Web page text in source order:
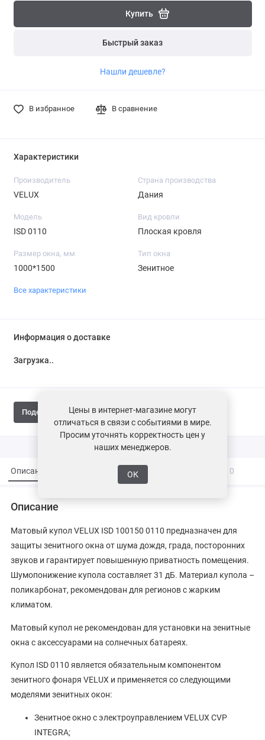
Купить
Быстрый заказ
Нашли дешевле?
В избранное В сравнение
Характеристики
Производитель
VELUX
Страна производства
Дания
Модель
ISD 0110
Вид кровли
Плоская кровля
Размер окна, мм
1000*1500
Тип окна
Зенитное
Все характеристики
Информация о доставке
Загрузка...
Поделиться
Описание Характеристики 0
Описание
Матовый купол VELUX ISD 100150 0110 предназначен для
защиты зенитного окна от шума дождя, града, посторонних
звуков и гарантирует повышенную приватность помещения.
Шумопонижение купола составляет 31 дБ. Материал купола –
поликарбонат, рекомендован для регионов с жарким
климатом.
Матовый купол не рекомендован для установки на зенитные
окна с аксессуарами на солнечных батареях.
Купол ISD 0110 является обязательным компонентом
зенитного фонаря VELUX и применяется со следующими
моделями зенитных окон:
Зенитное окно с электроуправлением VELUX CVP
INTEGRA;
Цены в интернет-магазине могут
отличаться в связи с событиями в мире.
Просим уточнять корректность цен у
наших менеджеров.
ОК